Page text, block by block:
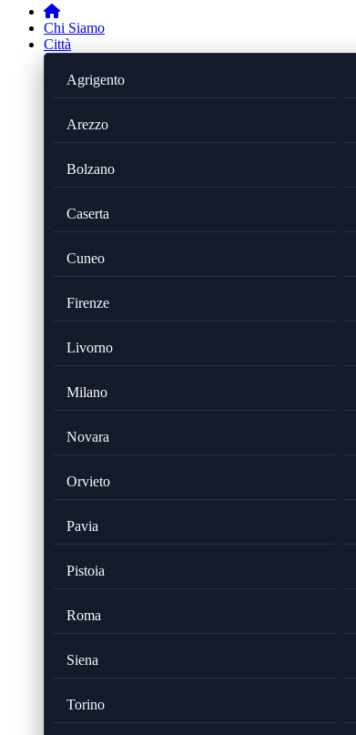
Chi Siamo
Città
Agrigento
Arezzo
Bolzano
Caserta
Cuneo
Firenze
Livorno
Milano
Novara
Orvieto
Pavia
Pistoia
Roma
Siena
Torino